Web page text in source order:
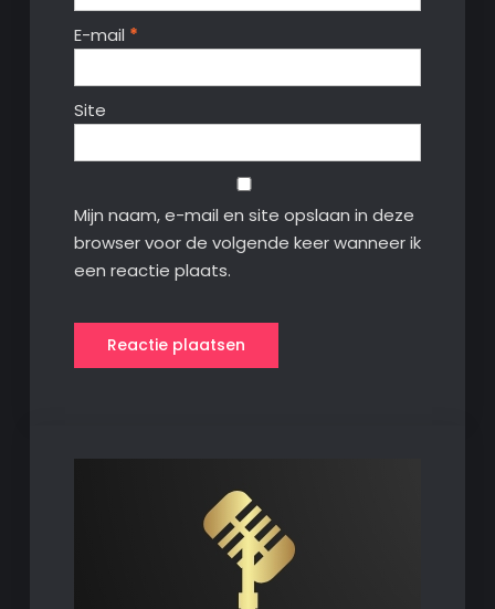
E-mail *
Site
Mijn naam, e-mail en site opslaan in deze
browser voor de volgende keer wanneer ik
een reactie plaats.